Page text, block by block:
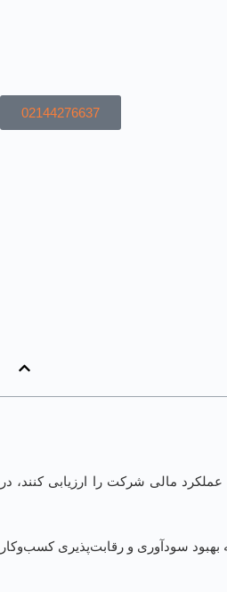
02144276637
مالی شرکت را ارزیابی کنند، در
سودآوری و رقابت‌پذیری کسب‌وکار